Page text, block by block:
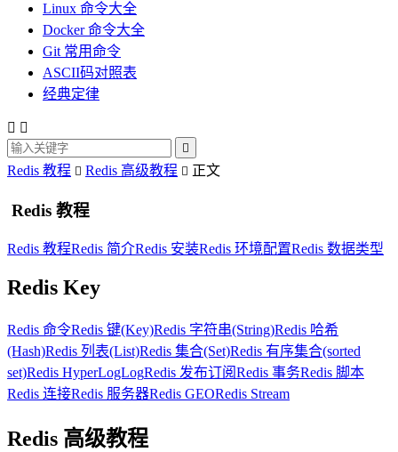
Linux 命令大全
Docker 命令大全
Git 常用命令
ASCII码对照表
经典定律
 

Redis 教程  Redis 高级教程  正文
Redis 教程
Redis 教程Redis 简介Redis 安装Redis 环境配置Redis 数据类型
Redis Key
Redis 命令Redis 键(Key)Redis 字符串(String)Redis 哈希
(Hash)Redis 列表(List)Redis 集合(Set)Redis 有序集合(sorted
set)Redis HyperLogLogRedis 发布订阅Redis 事务Redis 脚本
Redis 连接Redis 服务器Redis GEORedis Stream
Redis 高级教程